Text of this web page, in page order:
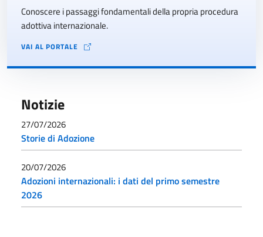
Conoscere i passaggi fondamentali della propria procedura
adottiva internazionale.
VAI AL PORTALE
Notizie
27/07/2026
Storie di Adozione
20/07/2026
Adozioni internazionali: i dati del primo semestre
2026